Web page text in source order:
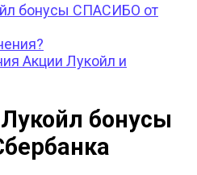
бонусы СПАСИБО от
Акции Лукойл и
бонусы